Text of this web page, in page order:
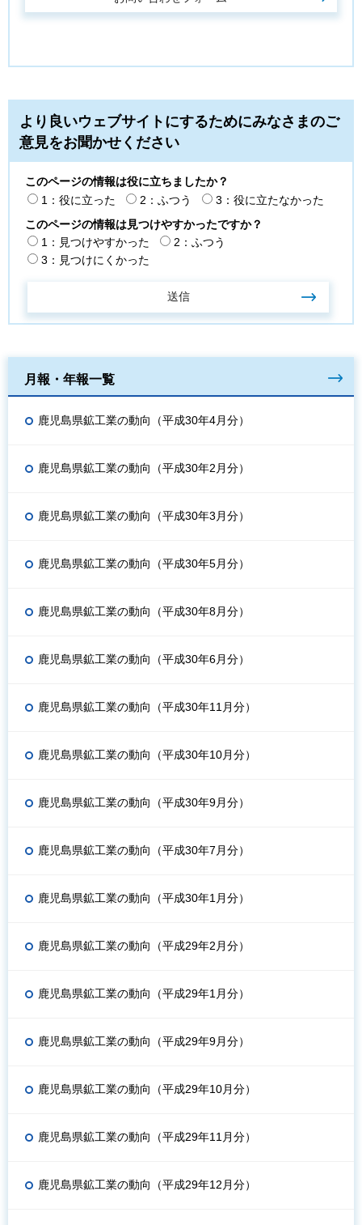
より良いウェブサイトにするためにみなさまのご
意見をお聞かせください
このページの情報は役に立ちましたか？
1：役に立った
2：ふつう
3：役に立たなかった
このページの情報は見つけやすかったですか？
1：見つけやすかった
2：ふつう
3：見つけにくかった
月報・年報一覧
鹿児島県鉱工業の動向（平成30年4月分）
鹿児島県鉱工業の動向（平成30年2月分）
鹿児島県鉱工業の動向（平成30年3月分）
鹿児島県鉱工業の動向（平成30年5月分）
鹿児島県鉱工業の動向（平成30年8月分）
鹿児島県鉱工業の動向（平成30年6月分）
鹿児島県鉱工業の動向（平成30年11月分）
鹿児島県鉱工業の動向（平成30年10月分）
鹿児島県鉱工業の動向（平成30年9月分）
鹿児島県鉱工業の動向（平成30年7月分）
鹿児島県鉱工業の動向（平成30年1月分）
鹿児島県鉱工業の動向（平成29年2月分）
鹿児島県鉱工業の動向（平成29年1月分）
鹿児島県鉱工業の動向（平成29年9月分）
鹿児島県鉱工業の動向（平成29年10月分）
鹿児島県鉱工業の動向（平成29年11月分）
鹿児島県鉱工業の動向（平成29年12月分）